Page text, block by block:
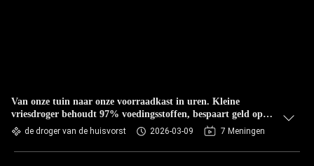
Van onze tuin naar onze voorraadkast in uren. Kleine
vriesdroger behoudt 97% voedingsstoffen, bespaart geld op
boodschappen & creëert 25 jaar voedselopslag voor
noodgevallen.
de droger van de huisvorst 2026-03-09 7 Meningen